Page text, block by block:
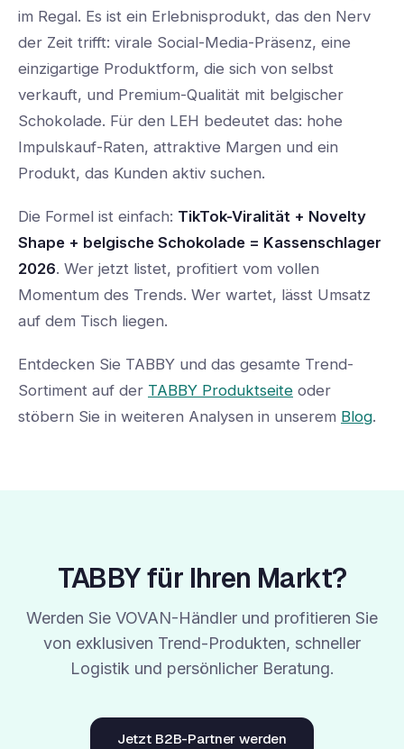
im Regal. Es ist ein Erlebnisprodukt, das den Nerv
der Zeit trifft: virale Social-Media-Präsenz, eine
einzigartige Produktform, die sich von selbst
verkauft, und Premium-Qualität mit belgischer
Schokolade. Für den LEH bedeutet das: hohe
Impulskauf-Raten, attraktive Margen und ein
Produkt, das Kunden aktiv suchen.
Die Formel ist einfach: TikTok-Viralität + Novelty
Shape + belgische Schokolade = Kassenschlager
2026. Wer jetzt listet, profitiert vom vollen
Momentum des Trends. Wer wartet, lässt Umsatz
auf dem Tisch liegen.
Entdecken Sie TABBY und das gesamte Trend-
Sortiment auf der TABBY Produktseite oder
stöbern Sie in weiteren Analysen in unserem Blog.
TABBY für Ihren Markt?
Werden Sie VOVAN-Händler und profitieren Sie
von exklusiven Trend-Produkten, schneller
Logistik und persönlicher Beratung.
Jetzt B2B-Partner werden